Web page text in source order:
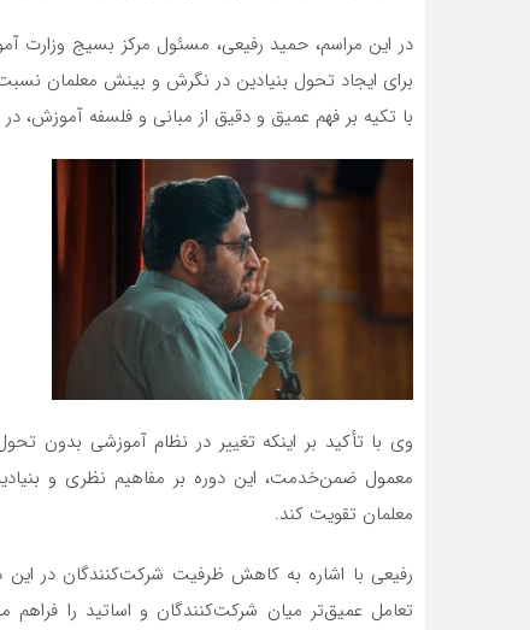
در این مراسم، حمید رفیعی، مسئول مرکز بسیج وزارت
برای ایجاد تحول بنیادین در نگرش و بینش معلمان
با تکیه بر فهم عمیق و دقیق از مبانی و فلسفه آموزش،
وی با تأکید بر اینکه تغییر در نظام آموزشی بدون
معمول ضمن‌خدمت، این دوره بر مفاهیم نظری و
معلمان تقویت کند.
رفیعی با اشاره به کاهش ظرفیت شرکت‌کنندگان در
تعامل عمیق‌تر میان شرکت‌کنندگان و اساتید را فراهم